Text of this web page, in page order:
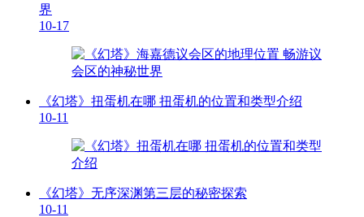
界
10-17
《幻塔》扭蛋机在哪 扭蛋机的位置和类型介绍
10-11
《幻塔》无序深渊第三层的秘密探索
10-11